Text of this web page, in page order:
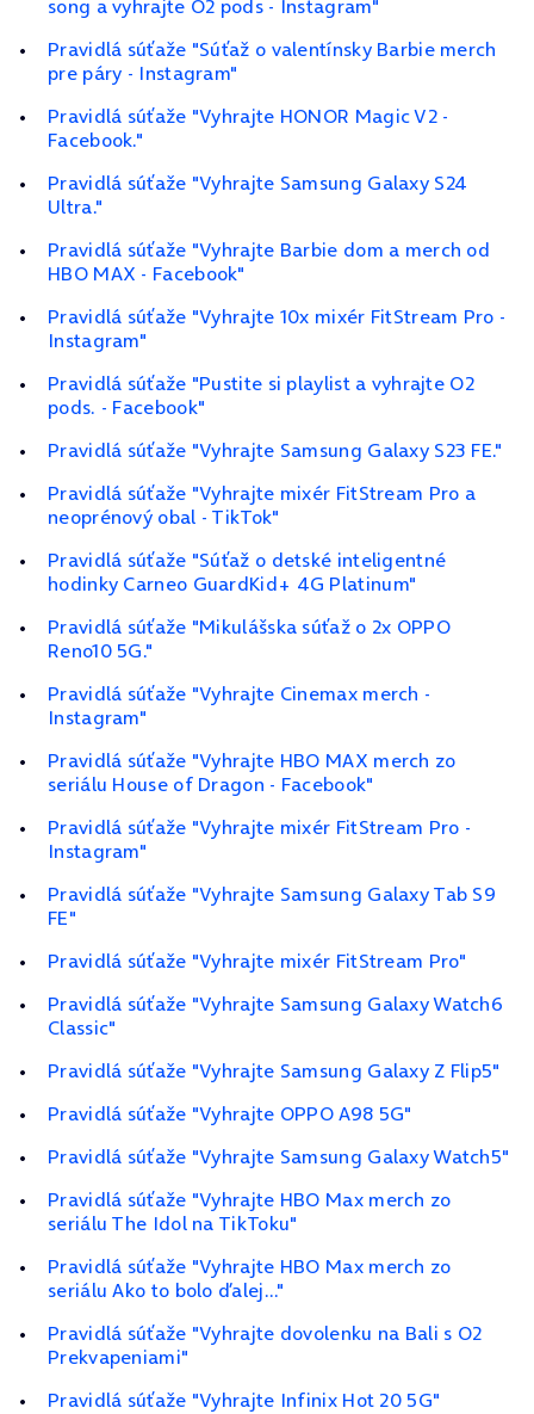
song a vyhrajte O2 pods - Instagram"
Pravidlá súťaže "Súťaž o valentínsky Barbie merch
pre páry - Instagram"
Pravidlá súťaže "Vyhrajte HONOR Magic V2 -
Facebook."
Pravidlá súťaže "Vyhrajte Samsung Galaxy S24
Ultra."
Pravidlá súťaže "Vyhrajte Barbie dom a merch od
HBO MAX - Facebook"
Pravidlá súťaže "Vyhrajte 10x mixér FitStream Pro -
Instagram"
Pravidlá súťaže "Pustite si playlist a vyhrajte O2
pods. - Facebook"
Pravidlá súťaže "Vyhrajte Samsung Galaxy S23 FE."
Pravidlá súťaže "Vyhrajte mixér FitStream Pro a
neoprénový obal - TikTok"
Pravidlá súťaže "Súťaž o detské inteligentné
hodinky Carneo GuardKid+ 4G Platinum"
Pravidlá súťaže "Mikulášska súťaž o 2x OPPO
Reno10 5G."
Pravidlá súťaže "Vyhrajte Cinemax merch -
Instagram"
Pravidlá súťaže "Vyhrajte HBO MAX merch zo
seriálu House of Dragon - Facebook"
Pravidlá súťaže "Vyhrajte mixér FitStream Pro -
Instagram"
Pravidlá súťaže "Vyhrajte Samsung Galaxy Tab S9
FE"
Pravidlá súťaže "Vyhrajte mixér FitStream Pro"
Pravidlá súťaže "Vyhrajte Samsung Galaxy Watch6
Classic"
Pravidlá súťaže "Vyhrajte Samsung Galaxy Z Flip5"
Pravidlá súťaže "Vyhrajte OPPO A98 5G"
Pravidlá súťaže "Vyhrajte Samsung Galaxy Watch5"
Pravidlá súťaže "Vyhrajte HBO Max merch zo
seriálu The Idol na TikToku"
Pravidlá súťaže "Vyhrajte HBO Max merch zo
seriálu Ako to bolo ďalej..."
Pravidlá súťaže "Vyhrajte dovolenku na Bali s O2
Prekvapeniami"
Pravidlá súťaže "Vyhrajte Infinix Hot 20 5G"